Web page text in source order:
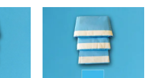
48,00€
A